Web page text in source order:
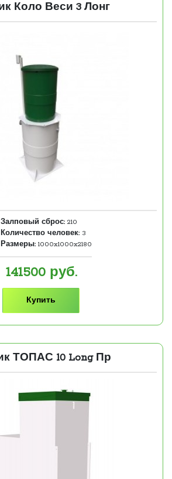
Коло Веси 3 Лонг
Залповый сброс: 210
Количество человек: 3
Размеры: 1000x1000x2180
141500руб.
Купить
ТОПАС 10 Long Пр